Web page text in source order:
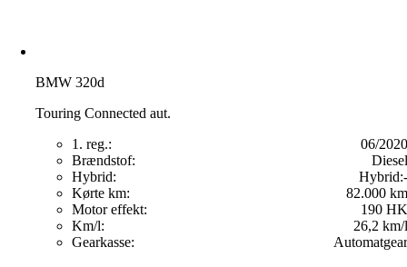
BMW 320d
Touring Connected aut.
1. reg.:
06/2020
Brændstof:
Diesel
Hybrid:
Hybrid:-
Kørte km:
82.000 km
Motor effekt:
190 HK
Km/l:
26,2 km/l
Gearkasse:
Automatgear